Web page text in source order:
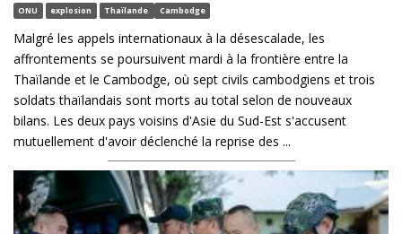
ONU explosion Thaïlande Cambodge
Malgré les appels internationaux à la désescalade, les
affrontements se poursuivent mardi à la frontière entre la
Thaïlande et le Cambodge, où sept civils cambodgiens et trois
soldats thaïlandais sont morts au total selon de nouveaux
bilans. Les deux pays voisins d'Asie du Sud-Est s'accusent
mutuellement d'avoir déclenché la reprise des ...